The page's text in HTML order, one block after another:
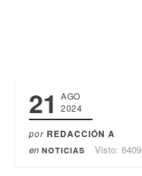
21
AGO
2024
por REDACCIÓN A
en NOTICIAS Visto: 6409